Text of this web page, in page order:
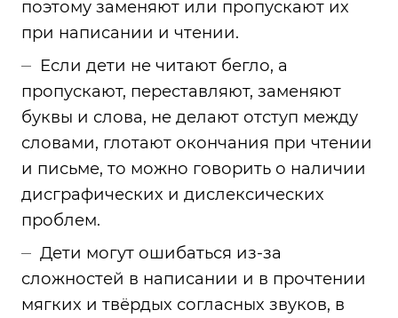
поэтому заменяют или пропускают их
при написании и чтении.
Если дети не читают бегло, а
пропускают, переставляют, заменяют
буквы и слова, не делают отступ между
словами, глотают окончания при чтении
и письме, то можно говорить о наличии
дисграфических и дислексических
проблем.
Дети могут ошибаться из-за
сложностей в написании и в прочтении
мягких и твёрдых согласных звуков, в